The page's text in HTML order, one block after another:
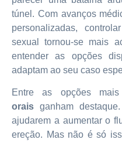
túnel. Com avanços
personalizadas,
sexual tornou-se mais
entender as opções
adaptam ao seu caso
Entre as opções
orais ganham
ajudarem a aumentar o
ereção. Mas não é só